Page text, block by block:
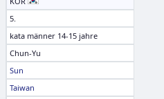
5.
kata männer 14-15 jahre
Chun-Yu
Sun
Taiwan